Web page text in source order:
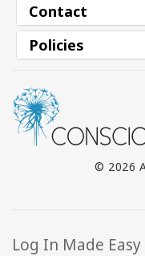
Contact
Policies
© 2026
Log In Made Easy